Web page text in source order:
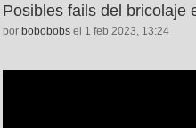
Posibles fails del bricolaje
por bobobobs el 1 feb 2023, 13:24